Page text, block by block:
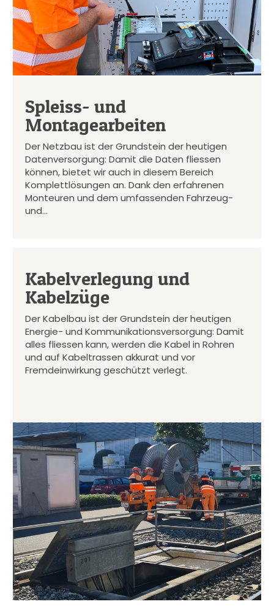
Spleiss- und
Montagearbeiten
Der Netzbau ist der Grundstein der heutigen
Datenversorgung: Damit die Daten fliessen
können, bietet wir auch in diesem Bereich
Komplettlösungen an. Dank den erfahrenen
Monteuren und dem umfassenden Fahrzeug-
und…
Kabelverlegung und
Kabelzüge
Der Kabelbau ist der Grundstein der heutigen
Energie- und Kommunikationsversorgung: Damit
alles fliessen kann, werden die Kabel in Rohren
und auf Kabeltrassen akkurat und vor
Fremdeinwirkung geschützt verlegt.